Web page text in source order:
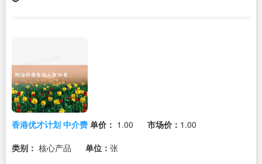
香港优才计划 中介费 单价： 1.00 市场价： 1.00
类别： 核心产品 单位： 张